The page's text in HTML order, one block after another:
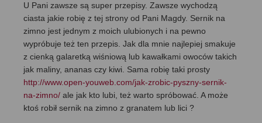
U Pani zawsze są super przepisy. Zawsze wychodzą
ciasta jakie robię z tej strony od Pani Magdy. Sernik na
zimno jest jednym z moich ulubionych i na pewno
wypróbuje też ten przepis. Jak dla mnie najlepiej smakuje
z cienką galaretką wiśniową lub kawałkami owoców takich
jak maliny, ananas czy kiwi. Sama robię taki prosty
http://www.open-youweb.com/jak-zrobic-pyszny-sernik-
na-zimno/ ale jak kto lubi, też warto spróbować. A może
ktoś robił sernik na zimno z granatem lub lici ?